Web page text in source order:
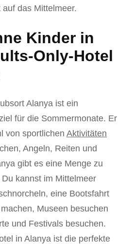
das Mittelmeer.
Kinder in
Only-Hotel
Alanya ist ein
für die Sommermonate. Er
von sportlichen Aktivitäten
Angeln, Reiten und
gibt es eine Menge zu
kannst im Mittelmeer
eine Bootsfahrt
Museen besuchen
und Festivals besuchen.
in Alanya ist die perfekte